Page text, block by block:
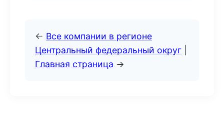
← Все компании в регионе
Центральный федеральный округ
Главная страница →